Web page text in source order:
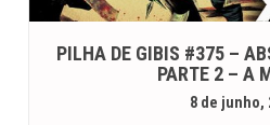
PILHA DE GIBIS #375 –
PARTE 2 – A
8 de junho,